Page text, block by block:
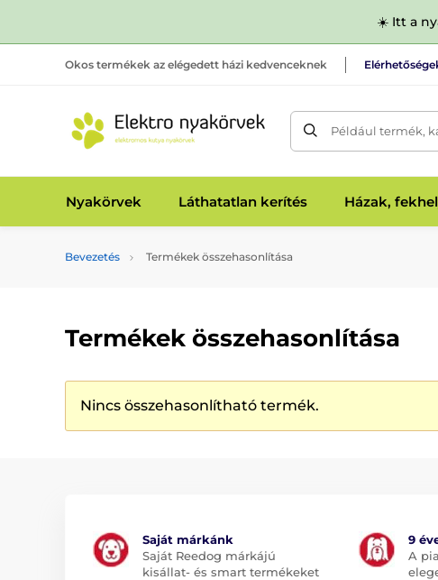
☀️ Itt a
Okos termékek az elégedett házi kedvenceknek
Például termék,
Nyakörvek Láthatatlan kerítés Házak,
Bevezetés Termékek összehasonlítása
Termékek összehasonlítása
Nincs összehasonlítható termék.
Saját márkánk
Saját Reedog márkájú
kisállat- és smart termékeket
9
A